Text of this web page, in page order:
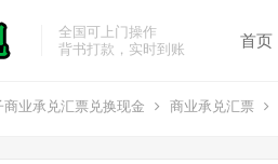
全国可上门操作
背书打款，实时到账
首页
业承兑汇票兑换现金 商业承兑汇票